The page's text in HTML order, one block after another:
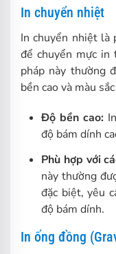
In chuyển nhiệt
In chuyển nhiệt là
để chuyển mực in
pháp này thường
bền cao và màu
Độ bền cao:
độ bám dính
Phù hợp với
này thường
đặc biệt, yêu
độ bám dính.
In ống đồng